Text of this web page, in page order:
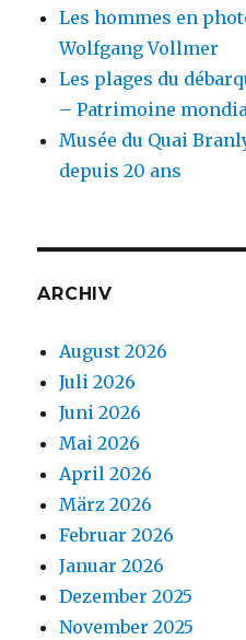
Les hommes en
Wolfgang Vollmer
Les plages du
– Patrimoine mondial
Musée du Quai
depuis 20 ans
ARCHIV
August 2026
Juli 2026
Juni 2026
Mai 2026
April 2026
März 2026
Februar 2026
Januar 2026
Dezember 2025
November 2025